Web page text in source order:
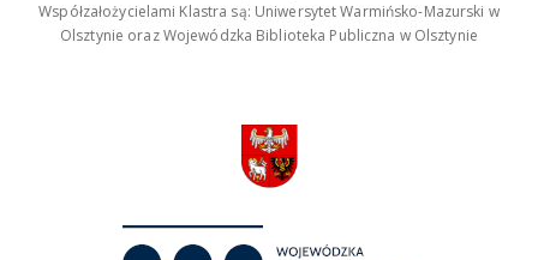
Współzałożycielami Klastra są: Uniwersytet Warmińsko-Mazurski w
Olsztynie oraz Wojewódzka Biblioteka Publiczna w Olsztynie